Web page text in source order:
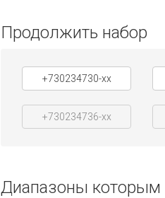
Продолжить набор
+730234730-xx
+730234736-xx
Диапазоны которым